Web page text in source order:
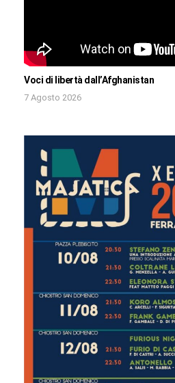
Voci di libertà dall’Afghanistan
7 Agosto 2026